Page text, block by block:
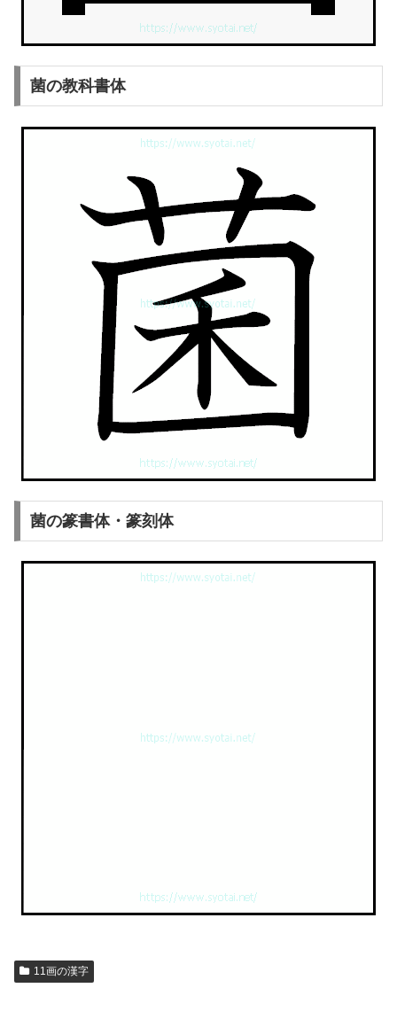
菌の教科書体
菌の篆書体・篆刻体
11画の漢字